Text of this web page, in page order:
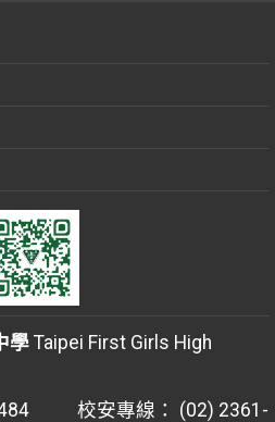
學Taipei First Girls High
校安專線： (02) 2361-